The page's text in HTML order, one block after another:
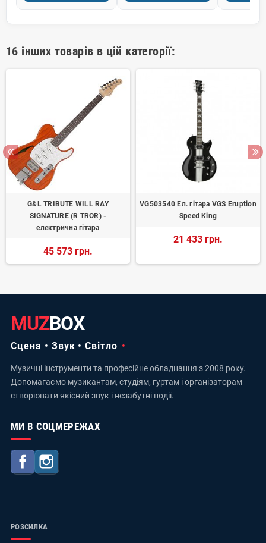
16 інших товарів в цій категорії:
G&L TRIBUTE WILL RAY
SIGNATURE (R TROR) -
електрична гітара
45 573 грн.
VG503540 Ел. гітара VGS Eruption
Speed King
21 433 грн.
MUZBOX
Сцена • Звук • Світло
Музичні інструменти та професійне обладнання з 2008 року.
Допомагаємо музикантам, студіям, гуртам і організаторам
створювати якісний звук і незабутні події.
МИ В СОЦМЕРЕЖАХ
Facebook
РОЗСИЛКА